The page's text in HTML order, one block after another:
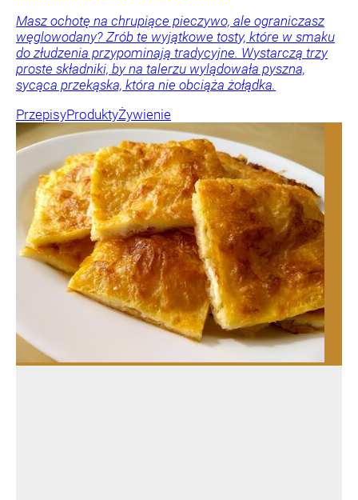
Masz ochotę na chrupiące pieczywo, ale ograniczasz
węglowodany? Zrób te wyjątkowe tosty, które w smaku
do złudzenia przypominają tradycyjne. Wystarczą trzy
proste składniki, by na talerzu wylądowała pyszna,
sycąca przekąska, która nie obciąża żołądka.
PrzepisyProduktyŻywienie